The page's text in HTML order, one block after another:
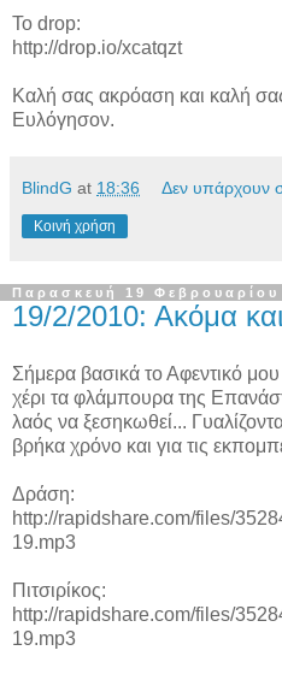
To drop:
http://drop.io/xcatqzt
Καλή σας ακρόαση και καλή
Ευλόγησον.
BlindG at 18:36 Δεν υπάρχουν
Κοινή χρήση
Παρασκευή 19 Φεβρουαρίου
19/2/2010: Ακόμα
Σήμερα βασικά το Αφεντικό
χέρι τα φλάμπουρα της
λαός να ξεσηκωθεί...
βρήκα χρόνο και για τις
Δράση:
http://rapidshare.com/files/
19.mp3
Πιτσιρίκος:
http://rapidshare.com/files/
19.mp3